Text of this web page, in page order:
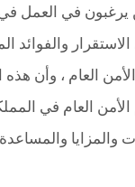
يرغبون في العمل
والفوائد
العام ، وأن
العام في
والمزايا